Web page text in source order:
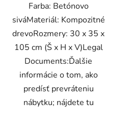
Farba: Betónovo
siváMateriál: Kompozitné
drevoRozmery: 30 x 35 x
105 cm (Š x H x V)Legal
Documents:Ďalšie
informácie o tom, ako
predísť prevráteniu
nábytku; nájdete tu